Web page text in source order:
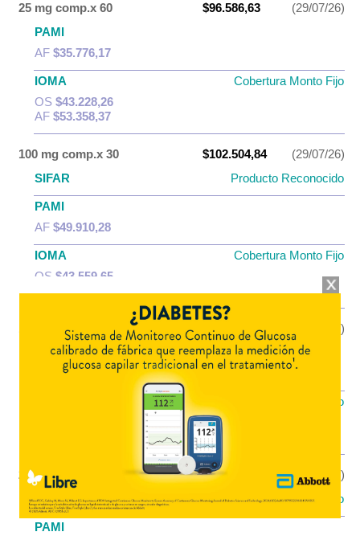
25 mg comp.x 60 $96.586,63
(29/07/26)
PAMI
AF $35.776,17
IOMA
Cobertura Monto Fijo
OS $43.228,26
AF $53.358,37
100 mg comp.x 30 $102.504,84
(29/07/26)
SIFAR
Producto Reconocido
PAMI
AF $49.910,28
IOMA
Cobertura Monto Fijo
OS $43.559,65
AF$58.945,19
100 mg comp.x 60 $156.452,26
(29/07/26)
PAMI
$70.175,38
Cobertura Monto Fijo
200 mg comp.x 30 $125.811,70
(29/07/26)
SIFAR
Producto Reconocido
PAMI